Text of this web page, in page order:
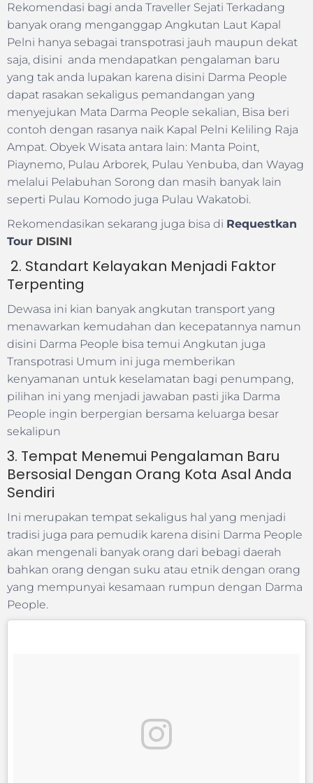
Rekomendasi bagi anda Traveller Sejati Terkadang
banyak orang menganggap Angkutan Laut Kapal
Pelni hanya sebagai transpotrasi jauh maupun dekat
saja, disini anda mendapatkan pengalaman baru
yang tak anda lupakan karena disini Darma People
dapat rasakan sekaligus pemandangan yang
menyejukan Mata Darma People sekalian, Bisa beri
contoh dengan rasanya naik Kapal Pelni Keliling Raja
Ampat. Obyek Wisata antara lain: Manta Point,
Piaynemo, Pulau Arborek, Pulau Yenbuba, dan Wayag
melalui Pelabuhan Sorong dan masih banyak lain
seperti Pulau Komodo juga Pulau Wakatobi.
Rekomendasikan sekarang juga bisa di Requestkan
Tour DISINI
2. Standart Kelayakan Menjadi Faktor
Terpenting
Dewasa ini kian banyak angkutan transport yang
menawarkan kemudahan dan kecepatannya namun
disini Darma People bisa temui Angkutan juga
Transpotrasi Umum ini juga memberikan
kenyamanan untuk keselamatan bagi penumpang,
pilihan ini yang menjadi jawaban pasti jika Darma
People ingin berpergian bersama keluarga besar
sekalipun
3. Tempat Menemui Pengalaman Baru
Bersosial Dengan Orang Kota Asal Anda
Sendiri
Ini merupakan tempat sekaligus hal yang menjadi
tradisi juga para pemudik karena disini Darma People
akan mengenali banyak orang dari bebagi daerah
bahkan orang dengan suku atau etnik dengan orang
yang mempunyai kesamaan rumpun dengan Darma
People.